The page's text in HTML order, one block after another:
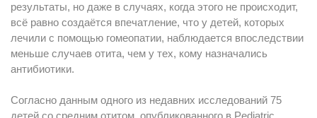
результаты, но даже в случаях, когда этого не происходит,
всё равно создаётся впечатление, что у детей, которых
лечили с помощью гомеопатии, наблюдается впоследствии
меньше случаев отита, чем у тех, кому назначались
антибиотики.
Согласно данным одного из недавних исследований 75
детей со средним отитом, опубликованного в Pediatric